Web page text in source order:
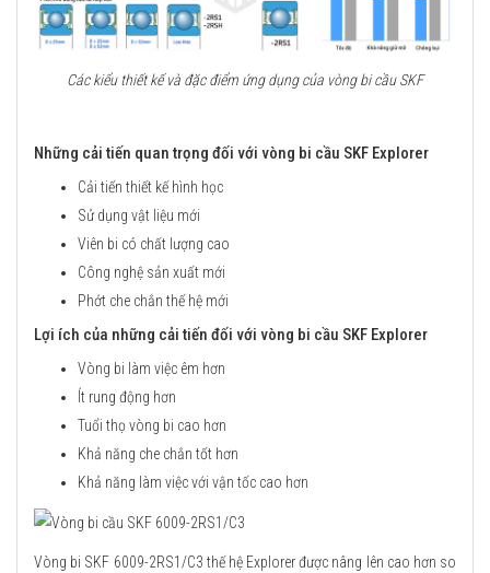
Các kiểu thiết kế và đặc điểm ứng dụng của vòng bi cầu SKF
Những cải tiến quan trọng đối với vòng bi cầu SKF Explorer
Cải tiến thiết kế hình học
Sử dụng vật liệu mới
Viên bi có chất lượng cao
Công nghệ sản xuất mới
Phớt che chắn thế hệ mới
Lợi ích của những cải tiến đối với vòng bi cầu SKF Explorer
Vòng bi làm việc êm hơn
Ít rung động hơn
Tuổi thọ vòng bi cao hơn
Khả năng che chắn tốt hơn
Khả năng làm việc với vận tốc cao hơn
Vòng bi SKF 6009-2RS1/C3 thế hệ Explorer được nâng lên cao hơn so